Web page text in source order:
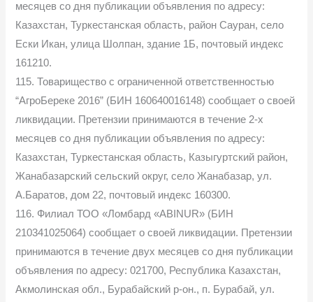
месяцев со дня публикации объявления по адресу:
Казахстан, Туркестанская область, район Сауран, село
Ески Икан, улица Шолпан, здание 1Б, почтовый индекс
161210.
115. Товарищество с ограниченной ответственностью
“АгроБереке 2016” (БИН 160640016148) сообщает о своей
ликвидации. Претензии принимаются в течение 2-х
месяцев со дня публикации объявления по адресу:
Казахстан, Туркестанская область, Казыгуртский район,
Жанабазарский сельский округ, село Жанабазар, ул.
А.Баратов, дом 22, почтовый индекс 160300.
116. Филиал ТОО «Ломбард «ABINUR» (БИН
210341025064) сообщает о своей ликвидации. Претензии
принимаются в течение двух месяцев со дня публикации
объявления по адресу: 021700, Республика Казахстан,
Акмолинская обл., Бурабайский р-он., п. Бурабай, ул.